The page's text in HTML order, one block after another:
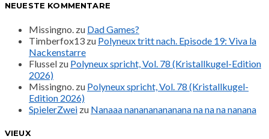
NEUESTE KOMMENTARE
Missingno. zu Dad Games?
Timberfox13 zu Polyneux tritt nach. Episode 19: Viva la
Nackenstarre
Flussel zu Polyneux spricht, Vol. 78 (Kristallkugel-Edition
2026)
Missingno. zu Polyneux spricht, Vol. 78 (Kristallkugel-
Edition 2026)
SpielerZwei zu Nanaaa nanananananana na na na nanana
VIEUX